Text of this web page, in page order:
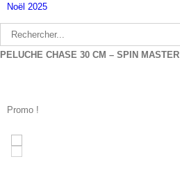
Noël 2025
Rechercher
PELUCHE CHASE 30 CM – SPIN MASTER
Promo !